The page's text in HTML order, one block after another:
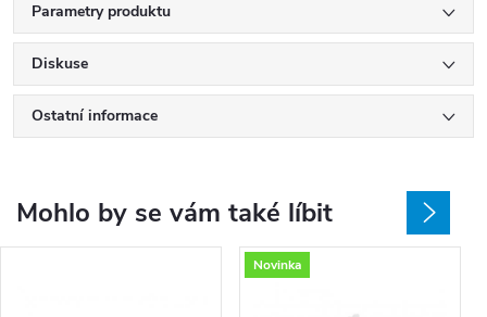
Parametry produktu
Diskuse
Ostatní informace
Mohlo by se vám také líbit
Novinka